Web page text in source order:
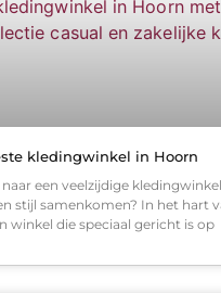
kledingwinkel in Hoorn
een veelzijdige
stijl samenkomen? In het hart
winkel die speciaal gericht is op